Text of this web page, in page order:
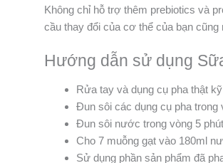
Không chỉ hỗ trợ thêm prebiotics và
cầu thay đổi của cơ thể của bạn
Hướng dẫn sử dụng
Rửa tay và dụng cụ pha thật
Đun sôi các dụng cụ pha trong
Đun sôi nước trong vòng 5
Cho 7 muỗng gạt vào 180ml
Sử dụng phần sản phẩm đã